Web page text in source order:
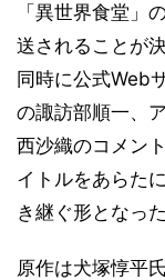
「異世界食堂」
送されることが
同時に公式Web
の諏訪部順一、
西沙織のコメン
イトルをあらた
き継ぐ形となった
原作は犬塚惇平